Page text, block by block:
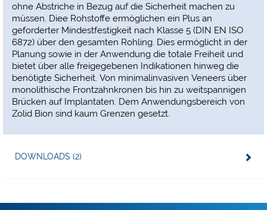
ohne Abstriche in Bezug auf die Sicherheit machen zu
müssen. Diee Rohstoffe ermöglichen ein Plus an
geforderter Mindestfestigkeit nach Klasse 5 (DIN EN ISO
6872) über den gesamten Rohling. Dies ermöglicht in der
Planung sowie in der Anwendung die totale Freiheit und
bietet über alle freigegebenen Indikationen hinweg die
benötigte Sicherheit. Von minimalinvasiven Veneers über
monolithische Frontzahnkronen bis hin zu weitspannigen
Brücken auf Implantaten. Dem Anwendungsbereich von
Zolid Bion sind kaum Grenzen gesetzt.
DOWNLOADS (2)